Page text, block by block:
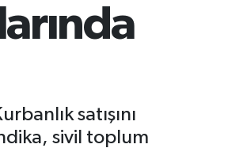
satışını
sivil toplum